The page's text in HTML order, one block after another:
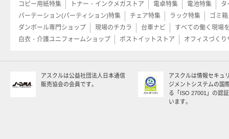
コピー用紙特集
トナー・インクメガストア 電卓特集 電池特集
タ
パーテーション(パーティション)特集
チェア特集 ラック特集
ゴミ
ダンボール専門ショップ
現場のチカラ 台車ナビ
すべての働く現場
白衣・介護ユニフォームショップ
ポストイットストア オフィスづくり
アスクルは公益社団法人日本通信
販売協会の会員です。
アスクルは情報セキュ
ジメントシステムの国
る「ISO 27001」の認
います。